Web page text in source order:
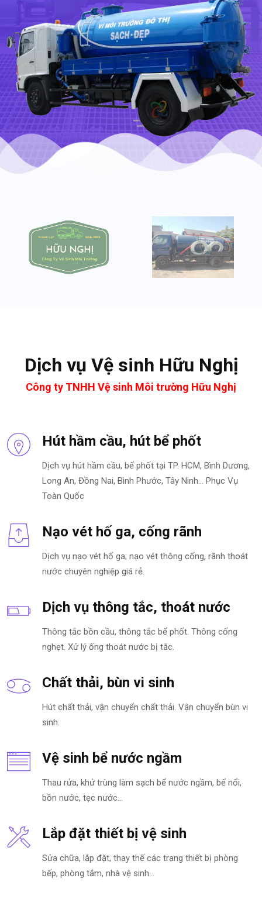
Dịch vụ Vệ sinh Hữu Nghị
Công ty TNHH Vệ sinh Môi trường Hữu Nghị
Hút hầm cầu, hút bể phốt
Dịch vụ hút hầm cầu, bể phốt tại TP. HCM, Bình Dương,
Long An, Đồng Nai, Bình Phước, Tây Ninh… Phục Vụ
Toàn Quốc
Nạo vét hố ga, cống rãnh
Dịch vụ nạo vét hố ga; nạo vét thông cống, rãnh thoát
nước chuyên nghiệp giá rẻ.
Dịch vụ thông tắc, thoát nước
Thông tắc bồn cầu, thông tắc bể phốt. Thông cống
nghẹt. Xử lý ống thoát nước bị tắc.
Chất thải, bùn vi sinh
Hút chất thải, vận chuyển chất thải. Vận chuyển bùn vi
sinh.
Vệ sinh bể nước ngầm
Thau rửa, khử trùng làm sạch bể nước ngầm, bể nổi,
bồn nước, tẹc nước…
Lắp đặt thiết bị vệ sinh
Sửa chữa, lắp đặt, thay thế các trang thiết bị phòng
bếp, phòng tắm, nhà vệ sinh…